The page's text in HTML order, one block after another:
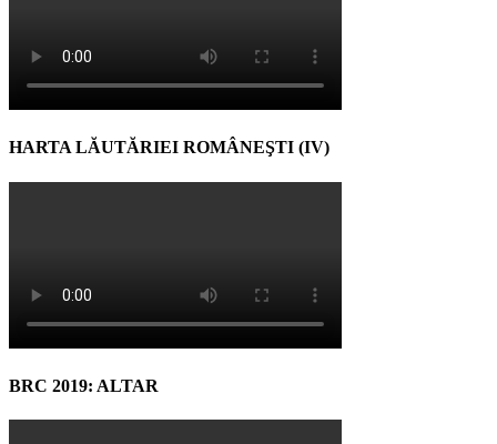
HARTA LĂUTĂRIEI ROMÂNEŞTI (IV)
BRC 2019: ALTAR